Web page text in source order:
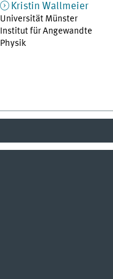
Kristin Wallmeier
Universität Münster
Institut für Angewandte
Physik